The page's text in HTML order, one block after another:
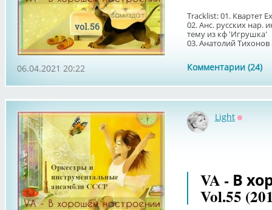
Tracklist: 01. Квартет
02. Анс. русских нар.
тему из кф 'Игрушка'
03. Анатолий
Комментарии (24)
06.04.2021 20:22
Light
VA - В
Vol.55